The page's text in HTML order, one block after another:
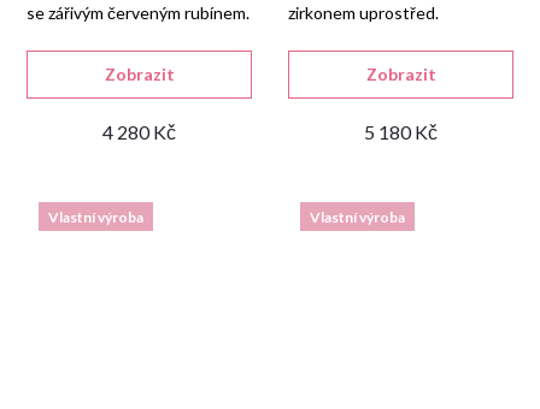
4 280 Kč
Zobrazit
se zářivým červeným rubínem.
5 180 Kč
Zobrazit
zirkonem uprostřed.
Vlastní výroba Vlastní výroba